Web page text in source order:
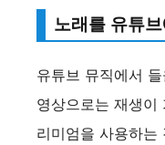
노래를 유튜
유튜브 뮤직에서
영상으로는 재생이
리미엄을 사용하는